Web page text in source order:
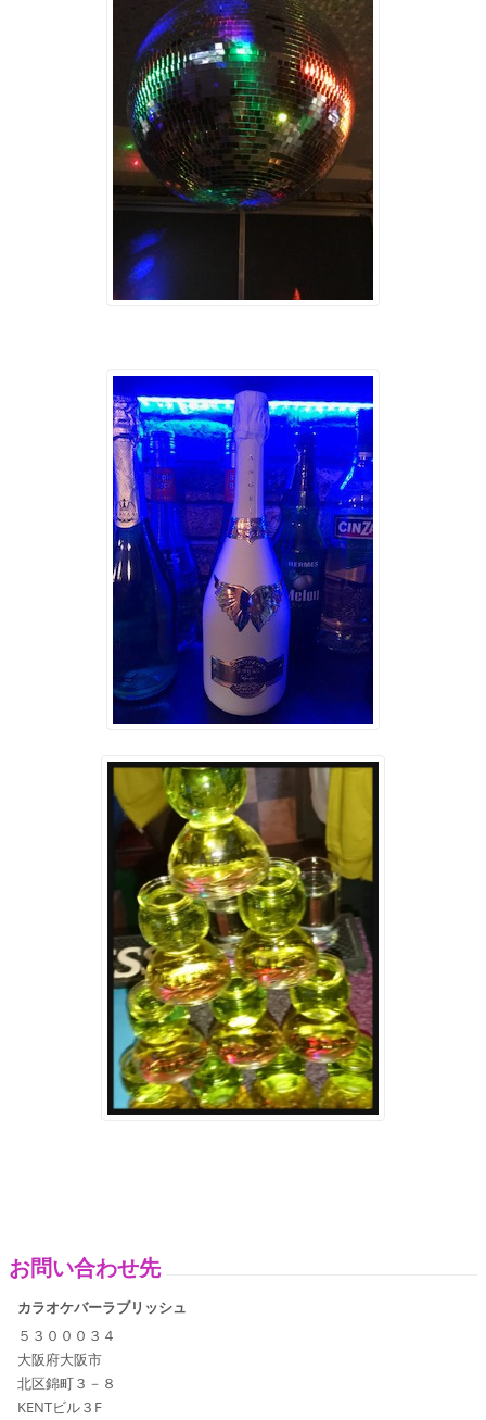
お問い合わせ先
カラオケバーラブリッシュ
５３０００３４
大阪府大阪市
北区錦町３－８
KENTビル３F